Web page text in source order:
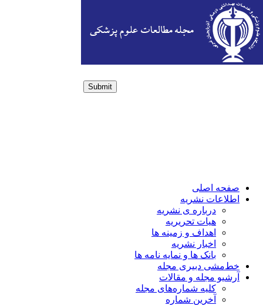
Submit
صفحه اصلی
اطلاعات نشریه
درباره ی نشریه
هیات تحریریه
اهداف و زمینه ها
اخبار نشریه
بانک ها و نمایه نامه ها
خط‌مشی دبیری مجله
آرشیو مجله و مقالات
کلیه شماره‌های مجله
آخرین شماره